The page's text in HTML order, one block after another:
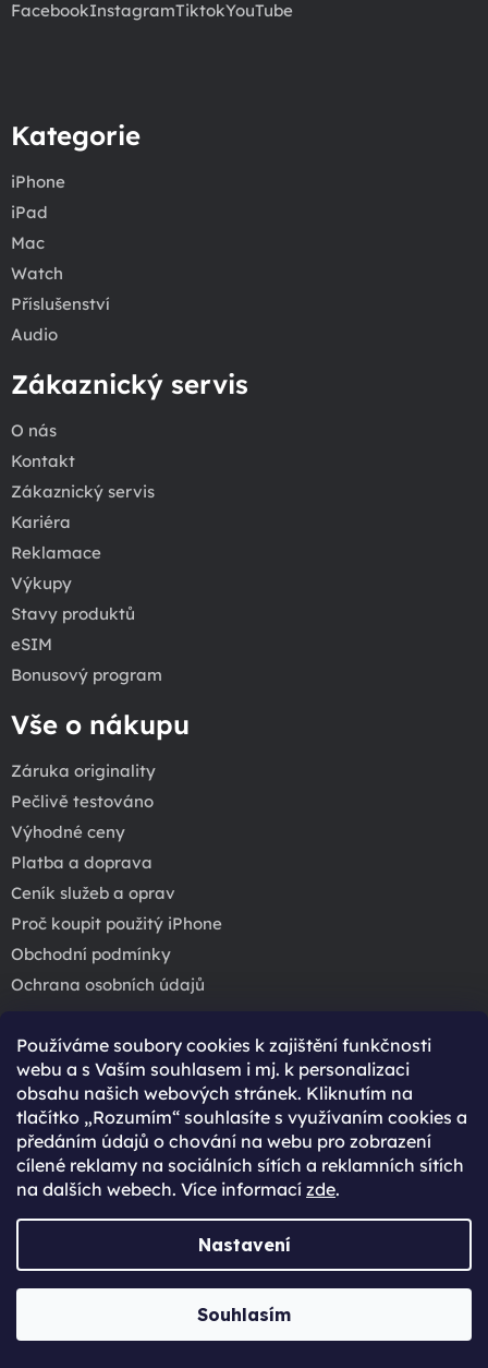
Používáme soubory cookies k zajištění funkčnosti
webu a s Vaším souhlasem i mj. k personalizaci
obsahu našich webových stránek. Kliknutím na
tlačítko „Rozumím“ souhlasíte s využívaním cookies a
předáním údajů o chování na webu pro zobrazení
cílené reklamy na sociálních sítích a reklamních sítích
na dalších webech. Více informací zde.
Nastavení
Souhlasím
FacebookInstagramTiktokYouTube
Kategorie
iPhone
iPad
Mac
Watch
Příslušenství
Audio
Zákaznický servis
O nás
Kontakt
Zákaznický servis
Kariéra
Reklamace
Výkupy
Stavy produktů
eSIM
Bonusový program
Vše o nákupu
Záruka originality
Pečlivě testováno
Výhodné ceny
Platba a doprava
Ceník služeb a oprav
Proč koupit použitý iPhone
Obchodní podmínky
Ochrana osobních údajů
Rychlá a bezpečná platba
heureka